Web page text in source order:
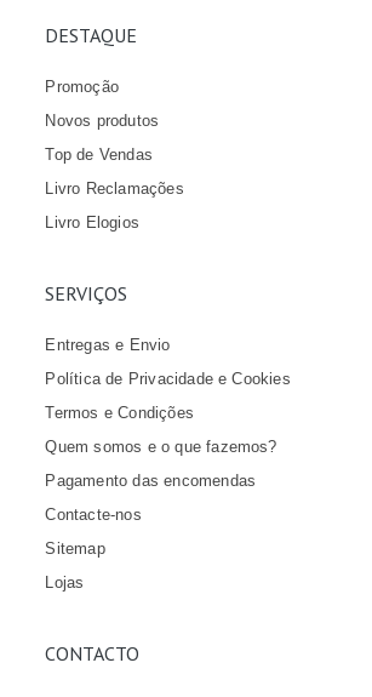
DESTAQUE
Promoção
Novos produtos
Top de Vendas
Livro Reclamações
Livro Elogios
SERVIÇOS
Entregas e Envio
Política de Privacidade e Cookies
Termos e Condições
Quem somos e o que fazemos?
Pagamento das encomendas
Contacte-nos
Sitemap
Lojas
CONTACTO